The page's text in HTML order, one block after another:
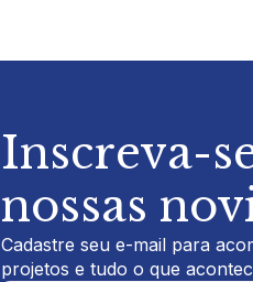
Inscreva-
nossas
Cadastre seu e-mail para
projetos e tudo o que